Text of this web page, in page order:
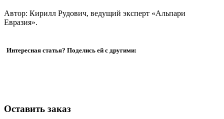
Автор: Кирилл Рудович, ведущий эксперт «Альпари
Евразия».
Интересная статья? Поделись ей с другими:
Оставить заказ